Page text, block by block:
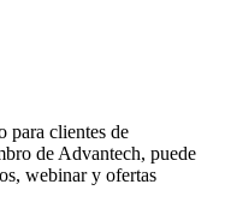
para clientes de
de Advantech, puede
webinar y ofertas